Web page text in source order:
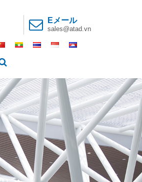
Eメール
sales@atad.vn